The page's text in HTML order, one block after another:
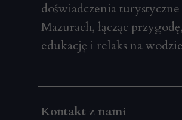
doświadczenia turystyczne
Mazurach, łącząc przygodę,
edukację i relaks na
Kontakt z nami